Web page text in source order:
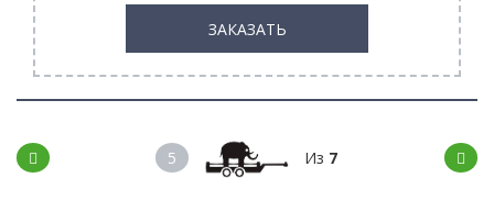
ЗАКАЗАТЬ
5 Из 7